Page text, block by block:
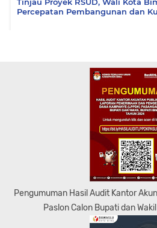
Tinjau Proyek RSUD, Wali Kota
Percepatan Pembangunan dan
Pengumuman Hasil Audit Kantor
Paslon Calon Bupati dan